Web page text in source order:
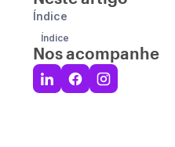
Índice
Índice
Nos acompanhe